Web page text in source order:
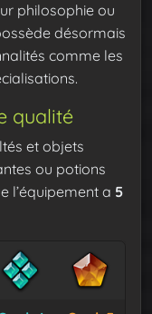
philosophie ou
désormais
comme les
qualité
et objets
ou potions
l’équipement a 5